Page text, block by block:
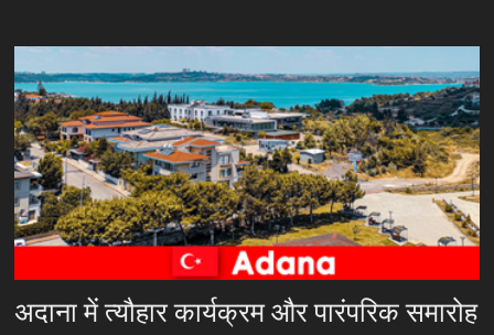
अदाना में त्यौहार कार्यक्रम और पारंपरिक समारोह